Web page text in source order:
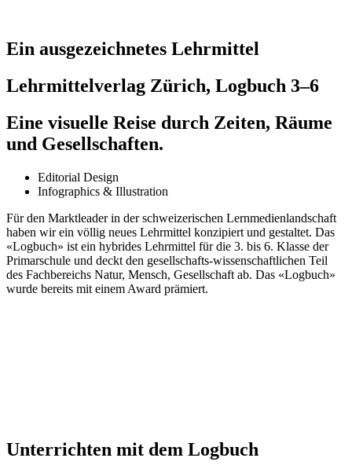
Ein ausgezeichnetes Lehrmittel
Lehrmittelverlag Zürich, Logbuch 3–6
Eine visuelle Reise durch Zeiten, Räume
und Gesellschaften.
Editorial Design
Infographics & Illustration
Für den Marktleader in der schweizerischen Lernmedienlandschaft
haben wir ein völlig neues Lehrmittel konzipiert und gestaltet. Das
«Logbuch» ist ein hybrides Lehrmittel für die 3. bis 6. Klasse der
Primarschule und deckt den gesellschafts-wissenschaftlichen Teil
des Fachbereichs Natur, Mensch, Gesellschaft ab. Das «Logbuch»
wurde bereits mit einem Award prämiert.
Unterrichten mit dem Logbuch